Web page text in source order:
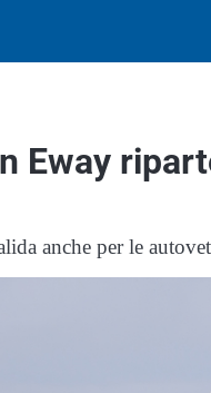
Eway
anche per le